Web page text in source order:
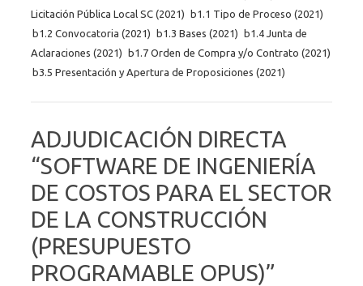
Licitación Pública Local SC (2021) b1.1 Tipo de Proceso (2021)
b1.2 Convocatoria (2021) b1.3 Bases (2021) b1.4 Junta de
Aclaraciones (2021) b1.7 Orden de Compra y/o Contrato (2021)
b3.5 Presentación y Apertura de Proposiciones (2021)
ADJUDICACIÓN DIRECTA
“SOFTWARE DE INGENIERÍA
DE COSTOS PARA EL SECTOR
DE LA CONSTRUCCIÓN
(PRESUPUESTO
PROGRAMABLE OPUS)”